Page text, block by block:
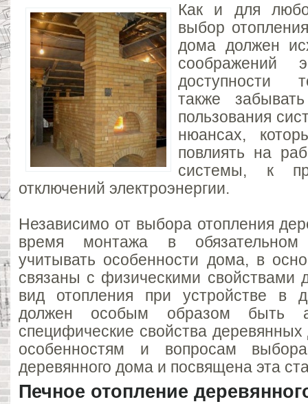
Как и для
выбор
дома должен
соображений
доступности
также
пользования
нюансах,
повлиять на
системы, к
отключений электроэнергии.
Независимо от выбора отопления
время монтажа в
учитывать особенности дома, в
связаны с физическими свойствами
вид отопления при устройстве в
должен особым образом быть
специфические свойства
особенностям и вопросам
деревянного дома и посвящена эта
Печное отопление